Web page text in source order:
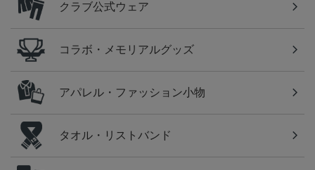
クラブ公式ウェア
コラボ・メモリアルグッズ
アパレル・ファッション小物
タオル・リストバンド